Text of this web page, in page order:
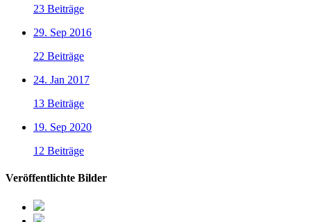
23 Beiträge
29. Sep 2016
22 Beiträge
24. Jan 2017
13 Beiträge
19. Sep 2020
12 Beiträge
Veröffentlichte Bilder